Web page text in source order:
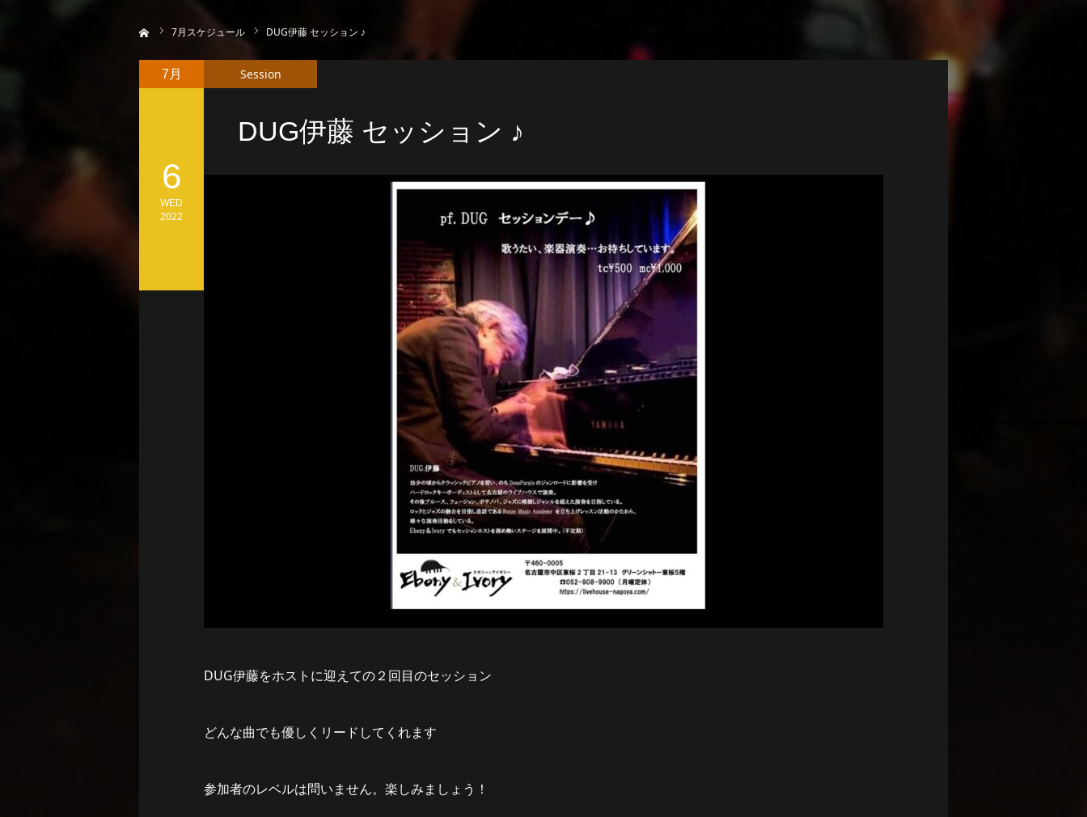
7月スケジュール DUG伊藤 セッション ♪
DUG伊藤 セッション ♪
7月
6
WED
2022
Session
DUG伊藤をホストに迎えての２回目のセッション
どんな曲でも優しくリードしてくれます
参加者のレベルは問いません。楽しみましょう！